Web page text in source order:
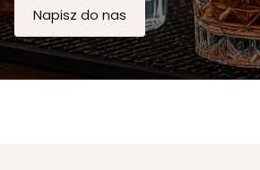
Napisz do nas